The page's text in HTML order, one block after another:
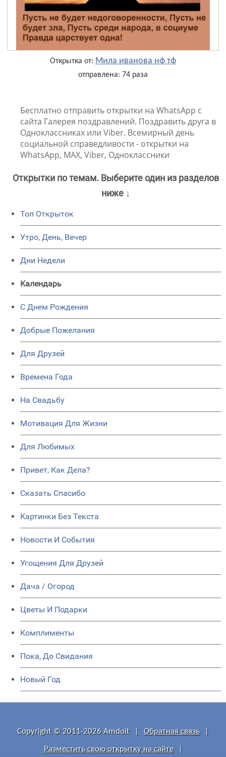
Открытка от: Мила иванова нф тф
отправлена: 74 раза
Бесплатно отправить открытки на WhatsApp с
сайта Галерея поздравлений. Поздравить друга в
Одноклассниках или Viber. Всемирный день
социальной справедливости - открытки на
WhatsApp, MAX, Viber, Одноклассники
Открытки по темам. Выберите один из разделов
ниже ↓
Топ Открыток
Утро, День, Вечер
Дни Недели
Календарь
C Днем Рождения
Добрые Пожелания
Для Друзей
Времена Года
На Свадьбу
Мотивация Для Жизни
Для Любимых
Привет, Как Дела?
Сказать Спасибо
Картинки Без Текста
Новости И События
Угощения Для Друзей
Дача / Огород
Цветы И Подарки
Комплименты
Пока, До Свидания
Новый Год
Copyright © 2011-2026 Amdoit Обратная связь
Разместить свою открытку на сайте